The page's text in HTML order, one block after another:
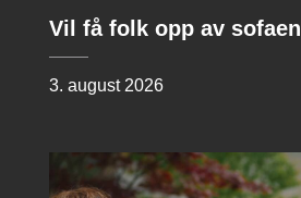
Vil få folk opp av sofaen
3. august 2026